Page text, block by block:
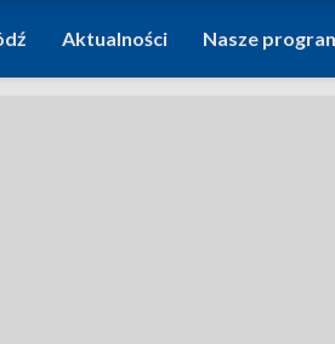
Aktualności Nasze